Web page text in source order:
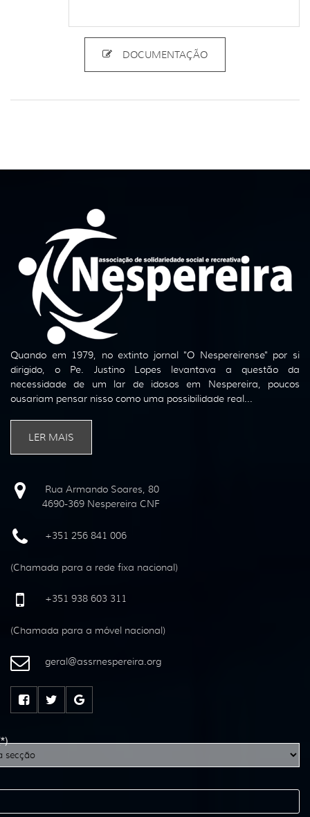
DOCUMENTAÇÃO
Quando em 1979, no extinto jornal "O Nespereirense" por si
dirigido, o Pe. Justino Lopes levantava a questão da
necessidade de um lar de idosos em Nespereira, poucos
ousariam pensar nisso como uma possibilidade real...
LER MAIS
Rua Armando Soares, 80
4690-369 Nespereira CNF
+351 256 841 006
(Chamada para a rede fixa nacional)
+351 938 603 311
(Chamada para a móvel nacional)
geral@assrnespereira.org